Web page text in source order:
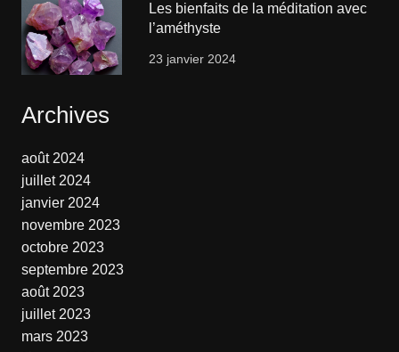
Les bienfaits de la méditation avec
l’améthyste
23 janvier 2024
Archives
août 2024
juillet 2024
janvier 2024
novembre 2023
octobre 2023
septembre 2023
août 2023
juillet 2023
mars 2023